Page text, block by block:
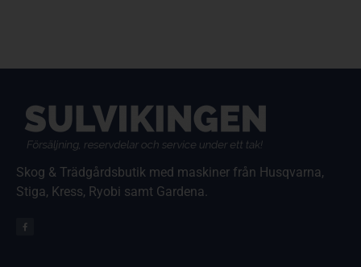
Skog & Trädgårdsbutik med maskiner från Husqvarna,
Stiga, Kress, Ryobi samt Gardena.